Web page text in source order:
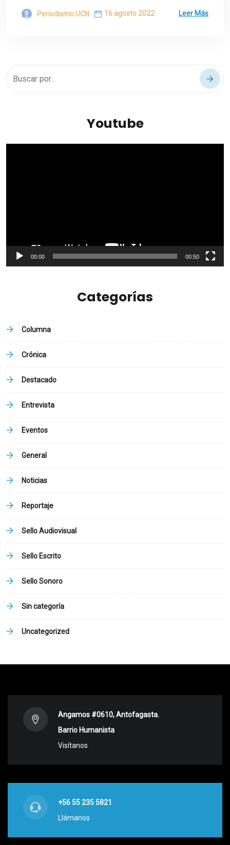
Periodismo UCN 16 agosto 2022 Leer Más
Youtube
00:00 00:50
Categorías
Columna
Crónica
Destacado
Entrevista
Eventos
General
Noticias
Reportaje
Sello Audiovisual
Sello Escrito
Sello Sonoro
Sin categoría
Uncategorized
Angamos #0610, Antofagasta.
Barrio Humanista
Visítanos
+56 55 235 5821
Llámanos